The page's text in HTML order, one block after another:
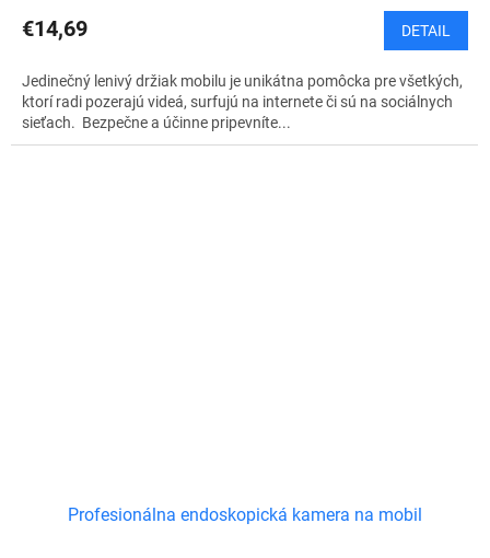
€14,69 DETAIL
Jedinečný lenivý držiak mobilu je unikátna pomôcka pre všetkých,
ktorí radi pozerajú videá, surfujú na internete či sú na sociálnych
sieťach. Bezpečne a účinne pripevníte...
Profesionálna endoskopická kamera na mobil